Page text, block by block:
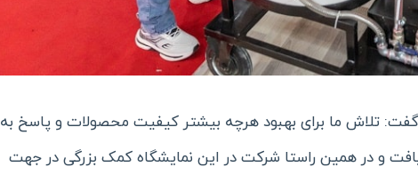
گفت: تلاش ما برای بهبود هرچه بیشتر کیفیت محصولات و پاسخ به
و در همین راستا شرکت در این نمایشگاه کمک بزرگی در جهت